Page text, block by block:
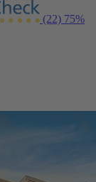
(22) 75%